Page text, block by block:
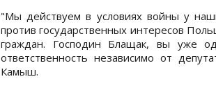
"Мы действуем в условиях войны у
против государственных интересов
граждан. Господин Блащак, вы уже
ответственность независимо от
Камыш.